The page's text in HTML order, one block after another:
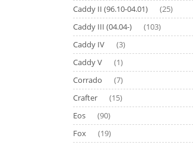
Caddy II (96.10-04.01) (25)
Caddy III (04.04-) (103)
Caddy IV (3)
Caddy V (1)
Corrado (7)
Crafter (15)
Eos (90)
Fox (19)